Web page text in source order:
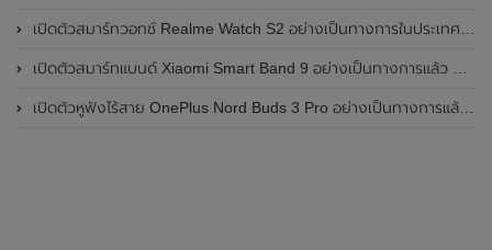
เปิดตัวสมาร์ทวอทช์ Realme Watch S2 อย่างเป็นทางการในประเทศอินเดีย มาพร้อมตัวเรือนสแตนเลสสตีล , หน้าจอแสดงผล AMOLED ขนาด 1.43 นิ้ว , แบตเตอรี่ขนาดใหญ่ใช้งานได้นาน 20 วัน และรองรับคำสั่งเสียง Super AI Engine ที่ขับเคลื่อนโดย ChatGPT
เปิดตัวสมาร์ทแบนด์ Xiaomi Smart Band 9 อย่างเป็นทางการแล้ว มาพร้อมหน้าจอ AMOLED ขนาด 1.62 นิ้ว , ตัวเรือนเป็นโลหะ และแบตเตอรี่สุดอึดสามารถใช้งานได้นานถึง 21 วัน
เปิดตัวหูฟังไร้สาย OnePlus Nord Buds 3 Pro อย่างเป็นทางการแล้ว มาพร้อมระบบตัดเสียงรบกวน (ANC) สามารถลดเสียงรบกวนได้ 49dB และแบตเตอรี่สุดอึดใช้งานได้นานสูงสุดถึง 44 ชั่วโมง